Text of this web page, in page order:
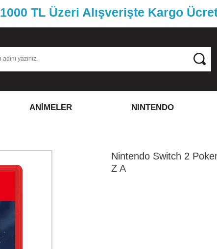
1000 TL Üzeri Alışverişte Kargo
ANİMELER NINTENDO
Nintendo Switch 2
Z A